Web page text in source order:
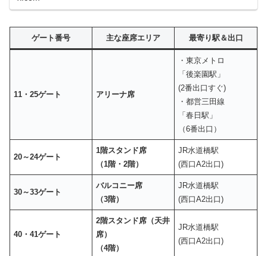
ゲート番号 主な座席エリア 最寄り駅＆出口
11・25ゲート アリーナ席
・東京メトロ
「後楽園駅」
(2番出口すぐ)
・都営三田線
「春日駅」
（6番出口）
20～24ゲート
1階スタンド席
（1階・2階）
JR水道橋駅
(西口A2出口)
30～33ゲート
バルコニー席
（3階）
JR水道橋駅
(西口A2出口)
40・41ゲート
2階スタンド席（天井
席）
（4階）
JR水道橋駅
(西口A2出口)